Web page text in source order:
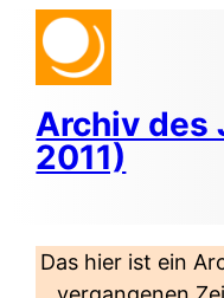
Zum
Inhalt
springen
Archiv des
2011)
Das hier ist ein